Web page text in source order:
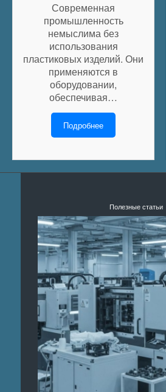
Современная
промышленность
немыслима без
использования
пластиковых изделий. Они
применяются в
оборудовании,
обеспечивая…
Подробнее
Полезные статьи